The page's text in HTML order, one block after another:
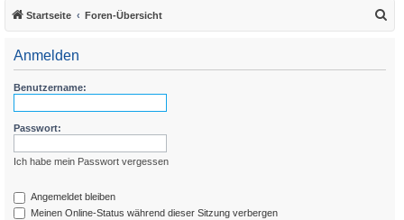
Startseite Foren-Übersicht
Anmelden
Benutzername:
Passwort:
Ich habe mein Passwort vergessen
Angemeldet bleiben
Meinen Online-Status während dieser Sitzung verbergen